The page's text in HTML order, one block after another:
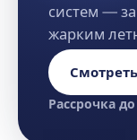
систем —
жарким
Рассрочка